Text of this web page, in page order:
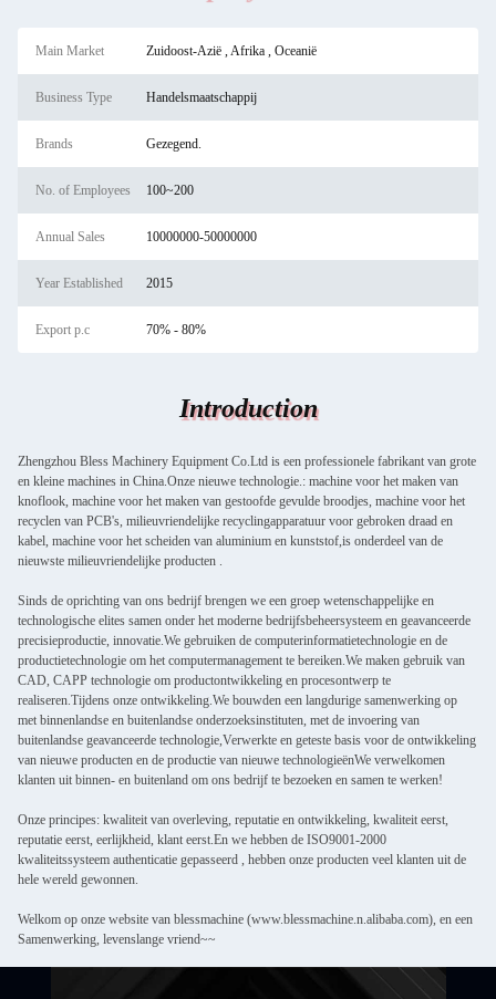
Main Market Zuidoost-Azië , Afrika , Oceanië
Business Type Handelsmaatschappij
Brands Gezegend.
No. of Employees 100~200
Annual Sales 10000000-50000000
Year Established 2015
Export p.c 70% - 80%
Introduction
Zhengzhou Bless Machinery Equipment Co.Ltd is een professionele fabrikant van grote
en kleine machines in China.Onze nieuwe technologie.: machine voor het maken van
knoflook, machine voor het maken van gestoofde gevulde broodjes, machine voor het
recyclen van PCB's, milieuvriendelijke recyclingapparatuur voor gebroken draad en
kabel, machine voor het scheiden van aluminium en kunststof,is onderdeel van de
nieuwste milieuvriendelijke producten .
Sinds de oprichting van ons bedrijf brengen we een groep wetenschappelijke en
technologische elites samen onder het moderne bedrijfsbeheersysteem en geavanceerde
precisieproductie, innovatie.We gebruiken de computerinformatietechnologie en de
productietechnologie om het computermanagement te bereiken.We maken gebruik van
CAD, CAPP technologie om productontwikkeling en procesontwerp te
realiseren.Tijdens onze ontwikkeling.We bouwden een langdurige samenwerking op
met binnenlandse en buitenlandse onderzoeksinstituten, met de invoering van
buitenlandse geavanceerde technologie,Verwerkte en geteste basis voor de ontwikkeling
van nieuwe producten en de productie van nieuwe technologieënWe verwelkomen
klanten uit binnen- en buitenland om ons bedrijf te bezoeken en samen te werken!
Onze principes: kwaliteit van overleving, reputatie en ontwikkeling, kwaliteit eerst,
reputatie eerst, eerlijkheid, klant eerst.En we hebben de ISO9001-2000
kwaliteitssysteem authenticatie gepasseerd , hebben onze producten veel klanten uit de
hele wereld gewonnen.
Welkom op onze website van blessmachine (www.blessmachine.n.alibaba.com), en een
Samenwerking, levenslange vriend~~